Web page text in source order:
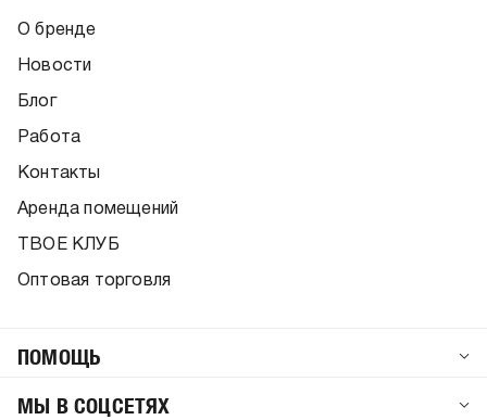
О бренде
Новости
Блог
Работа
Контакты
Аренда помещений
ТВОЕ КЛУБ
Оптовая торговля
ПОМОЩЬ
МЫ В СОЦСЕТЯХ